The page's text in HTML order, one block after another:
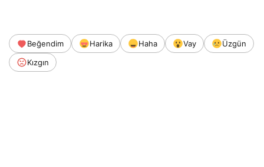
Beğendim Harika Haha Vay
Üzgün
Kızgın